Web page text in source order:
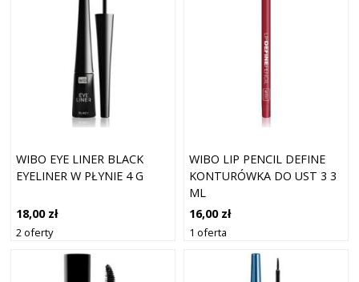
WIBO EYE LINER BLACK
EYELINER W PŁYNIE 4 G
18,00 zł
2 oferty
WIBO LIP PENCIL DEFINE
KONTURÓWKA DO UST 3 3
ML
16,00 zł
1 oferta